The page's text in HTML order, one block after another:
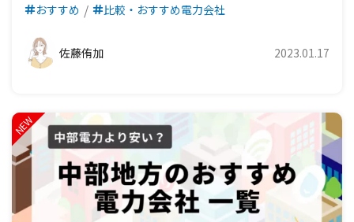
おすすめ 比較・おすすめ電力会社
佐藤侑加 2023.01.17